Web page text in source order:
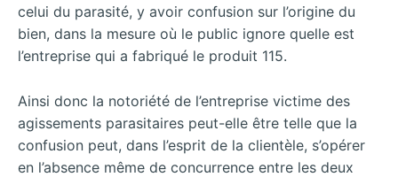
celui du parasité, y avoir confusion sur l’origine du
bien, dans la mesure où le public ignore quelle est
l’entreprise qui a fabriqué le produit 115.
Ainsi donc la notoriété de l’entreprise victime des
agissements parasitaires peut-elle être telle que la
confusion peut, dans l’esprit de la clientèle, s’opérer
en l’absence même de concurrence entre les deux